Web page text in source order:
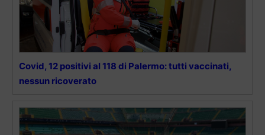
Covid, 12 positivi al 118 di Palermo: tutti vaccinati,
nessun ricoverato